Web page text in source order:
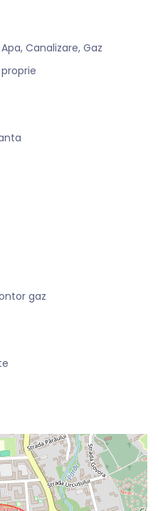
Canalizare, Gaz
gaz